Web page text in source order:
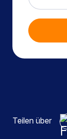
Teilen über